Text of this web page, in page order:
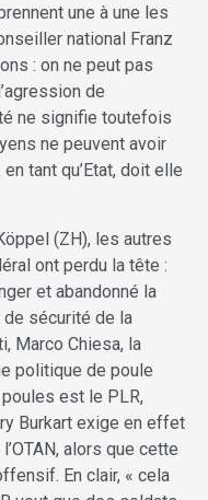
une à une les
national Franz
: on ne peut pas
de
ne signifie toutefois
ne peuvent avoir
tant qu’Etat, doit elle
(ZH), les autres
ont perdu la tête :
et abandonné la
de sécurité de la
Marco Chiesa, la
politique de poule
est le PLR,
Burkart exige en effet
alors que cette
En clair, « cela